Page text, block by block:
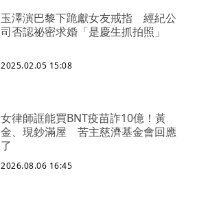
玉澤演巴黎下跪獻女友戒指 經紀公
司否認祕密求婚「是慶生抓拍照」
2025.02.05 15:08
女律師誆能買BNT疫苗詐10億！黃
金、現鈔滿屋 苦主慈濟基金會回應
了
2026.08.06 16:45